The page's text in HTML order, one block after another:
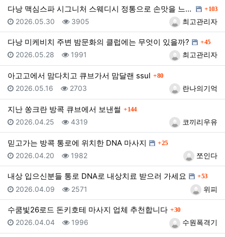
다낭 맥심스파 시그니처 스웨디시 정통으로 손맛을 느껴보… 댓글
103
등록자최고관리자
등록일
2026.05.30 조회
3905
다낭 미케비치 주변 밤문화의 클럽에는 무엇이 있을까? 댓글
45
등록자최고관리자
등록일
2026.05.28 조회
1991
아고고에서 맘다치고 큐브가서 맘달랜 ssul 댓글
80
등록자란나의기억
등록일
2026.05.16 조회
2703
지난 쏭크란 방콕 큐브에서 보낸썰 댓글
144
등록자코끼리우유
등록일
2026.04.25 조회
4319
믿고가는 방콕 통로에 위치한 DNA 마사지 댓글
25
등록자쪼인다
등록일
2026.04.20 조회
1982
내상 입으신분들 통로 DNA로 내상치료 받으러 가세요 댓글
53
등록자위피
등록일
2026.04.09 조회
2571
수쿰빛26로드 돈키호테 마사지 업체 추천합니다 댓글
30
등록자수원폭격기
등록일
2026.04.04 조회
1996